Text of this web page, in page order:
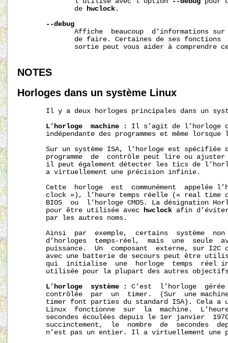
              de
hwclock .
--debug
Affiche  beaucoup  d’informations sur
de faire. Certaines de ses fonctions
sortie peut vous aider à comprendre
NOTES
Horloges dans un système Linux
Il y a deux horloges principales dans un
L’ horloge machine :
Il s’agit de l’horloge
indépendante des programmes et même lorsque
Sur un système ISA, l’horloge est spécifiée
programme  de  contrôle peut lire ou
il peut également détecter les tics de
       a virtuellement une précision infinie.
Cette  horloge  est  communément  appelée
clock »), l’heure temps réelle (« real time
BIOS  ou  l’horloge CMOS. La désignation
       pour être utilisée avec
hwclock afin
       par les autres noms.
Ainsi  par  exemple,  certains  système
d’horloges  temps-réel,  mais  une  seule
puissance.  Un  composant  externe, sur I2C
avec une batterie de secours peut être
qui  initialise  une  horloge  temps  réel
utilisée pour la plupart des autres
L’ horloge système :
C’est  l’horloge
contrôlée  par  un  timer.  (Sur  une
timer font parties du standard ISA). Cela a
Linux  fonctionne  sur  la  machine.
secondes écoulées depuis le 1er janvier
succinctement,  le  nombre  de  secondes
n’est pas un entier. Il a virtuellement une